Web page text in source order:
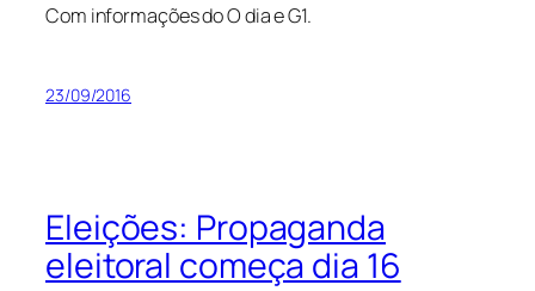
Com informações do O dia e G1.
23/09/2016
Eleições: Propaganda
eleitoral começa dia 16